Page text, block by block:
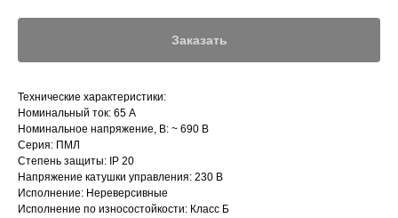
Заказать
Технические характеристики:
Номинальный ток: 65 А
Номинальное напряжение, В: ~ 690 В
Серия: ПМЛ
Степень защиты: IP 20
Напряжение катушки управления: 230 В
Исполнение: Нереверсивные
Исполнение по износостойкости: Класс Б